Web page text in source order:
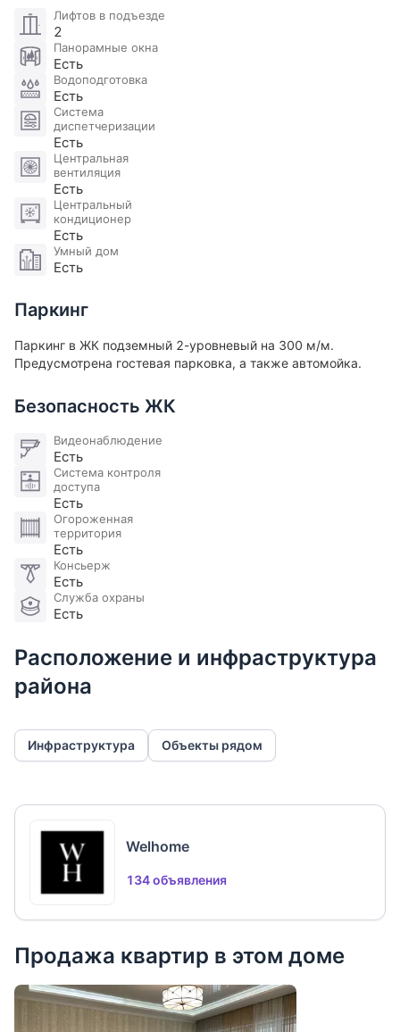
Спальня
Спальня
Лоджия
Коридор
Санузел
Только с ванной
Постирочная
Холл
Гостевой санузел
Без душа и ванны
С душем и ванной
Лифтов в подъезде
2
Панорамные окна
Есть
Водоподготовка
Есть
Система
диспетчеризации
Есть
Центральная
вентиляция
Есть
Центральный
кондиционер
Есть
Умный дом
Есть
Паркинг
Паркинг в ЖК подземный 2-уровневый на 300 м/м.
Предусмотрена гостевая парковка, а также автомойка.
Безопасность ЖК
Видеонаблюдение
Есть
Система контроля
доступа
Есть
Огороженная
территория
Есть
Консьерж
Есть
Служба охраны
Есть
Расположение и инфраструктура
района
Инфраструктура Объекты рядом
Welhome
134 объявления
Продажа квартир в этом доме